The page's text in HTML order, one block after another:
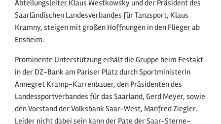
Abteilungsleiter Klaus Westkowsky und der Präsident des
Saarländischen Landesverbandes für Tanzsport, Klaus
Kramny, steigen mit großen Hoffnungen in den Flieger ab
Ensheim.
Prominente Unterstützung erhält die Gruppe beim Festakt
in der DZ-Bank am Pariser Platz durch Sportministerin
Annegret Kramp-Karrenbauer, den Präsidenten des
Landessportverbandes für das Saarland, Gerd Meyer, sowie
den Vorstand der Volksbank Saar-West, Manfred Ziegler.
Leider nicht dabei sein kann der Pate der Saar-Sterne-